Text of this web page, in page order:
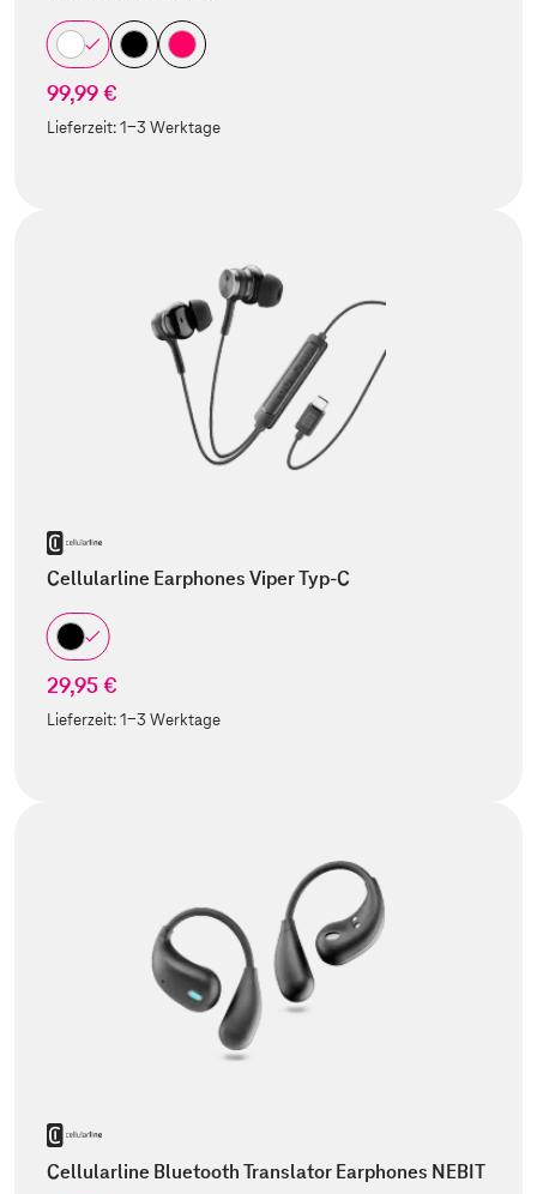
99,99 €
Lieferzeit:1-3 Werktage
Cellularline Earphones Viper Typ-C
29,95 €
Lieferzeit:1-3 Werktage
Cellularline Bluetooth Translator Earphones NEBIT